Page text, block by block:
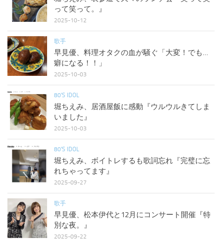
って笑って。』
2025-10-12
歌手
早見優、料理オタクの血が騒ぐ「大変！でも…
癖になる！！」
2025-10-03
80'S IDOL
堀ちえみ、居酒屋飯に感動『ウルウルきてしま
いました』
2025-10-03
80'S IDOL
堀ちえみ、ボイトレするも歌詞忘れ『完璧に忘
れちゃってます』
2025-09-27
歌手
早見優、松本伊代と12月にコンサート開催『特
別な夜。』
2025-09-22